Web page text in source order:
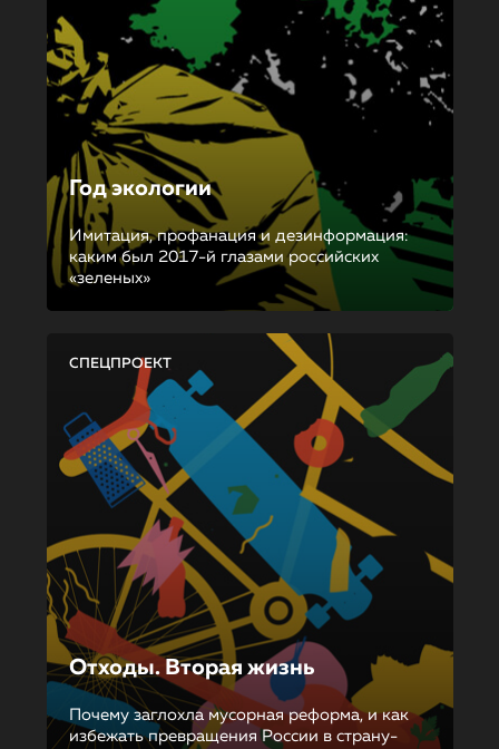
Год экологии
Имитация, профанация и дезинформация:
каким был 2017-й глазами российских
«зеленых»
СПЕЦПРОЕКТ
Отходы. Вторая жизнь
Почему заглохла мусорная реформа, и как
избежать превращения России в страну-